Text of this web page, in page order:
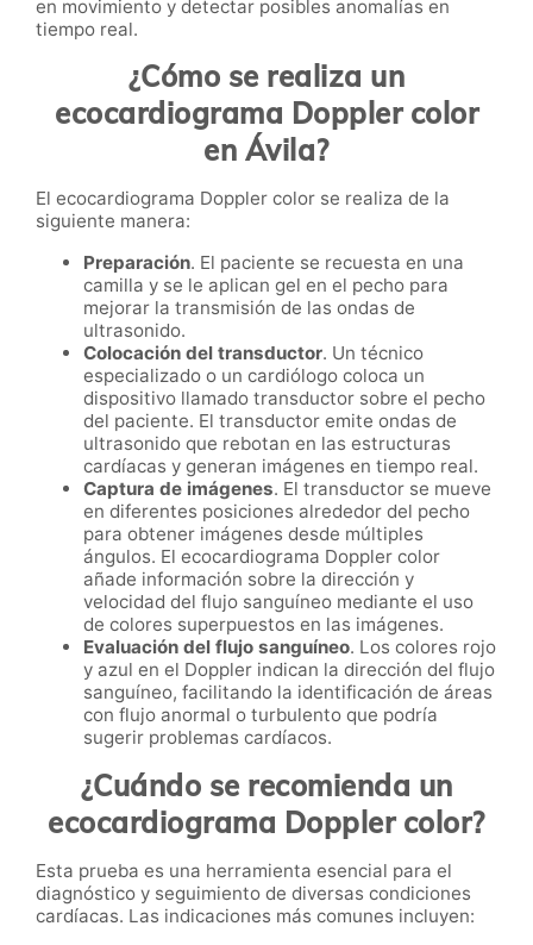
en movimiento y detectar posibles anomalías en
tiempo real.
¿Cómo se realiza un
ecocardiograma Doppler color
en Ávila?
El ecocardiograma Doppler color se realiza de la
siguiente manera:
Preparación. El paciente se recuesta en una
camilla y se le aplican gel en el pecho para
mejorar la transmisión de las ondas de
ultrasonido.
Colocación del transductor. Un técnico
especializado o un cardiólogo coloca un
dispositivo llamado transductor sobre el pecho
del paciente. El transductor emite ondas de
ultrasonido que rebotan en las estructuras
cardíacas y generan imágenes en tiempo real.
Captura de imágenes. El transductor se mueve
en diferentes posiciones alrededor del pecho
para obtener imágenes desde múltiples
ángulos. El ecocardiograma Doppler color
añade información sobre la dirección y
velocidad del flujo sanguíneo mediante el uso
de colores superpuestos en las imágenes.
Evaluación del flujo sanguíneo. Los colores rojo
y azul en el Doppler indican la dirección del flujo
sanguíneo, facilitando la identificación de áreas
con flujo anormal o turbulento que podría
sugerir problemas cardíacos.
¿Cuándo se recomienda un
ecocardiograma Doppler color?
Esta prueba es una herramienta esencial para el
diagnóstico y seguimiento de diversas condiciones
cardíacas. Las indicaciones más comunes incluyen: